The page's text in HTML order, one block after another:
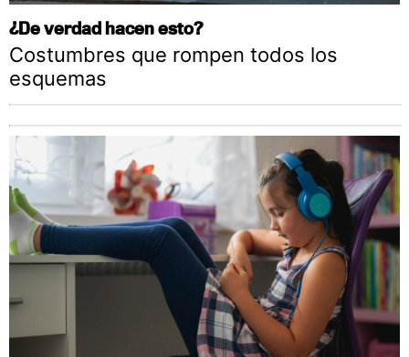
¿De verdad hacen esto?
Costumbres que rompen todos los
esquemas